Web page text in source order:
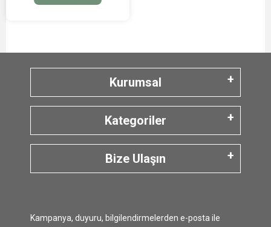
Kurumsal
Kategoriler
Bize Ulaşın
Kampanya, duyuru, bilgilendirmelerden e-posta ile